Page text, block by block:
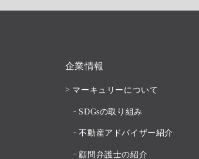
企業情報
マーキュリーについて
SDGsの取り組み
不動産アドバイザー紹介
顧問弁護士の紹介